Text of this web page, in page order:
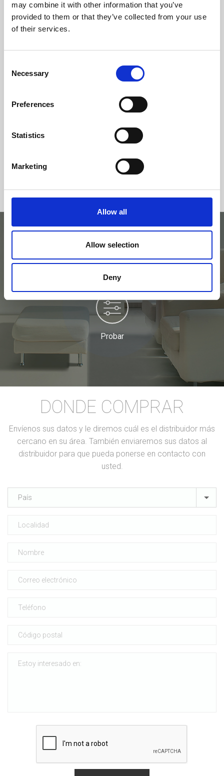
may combine it with other information that you’ve
provided to them or that they’ve collected from your use
of their services.
Selection
Necessary
Preferences
Statistics
Marketing
Allow all
Allow selection
Deny
81,7 % 4,6 kg/h
Clase de eficiencia
Pruébelo en el simulador
Probar
DONDE COMPRAR
Envíenos sus datos y le diremos cuál es el distribuidor más
cercano en su área. También enviaremos sus datos al
distribuidor para que pueda ponerse en contacto con
usted.
País